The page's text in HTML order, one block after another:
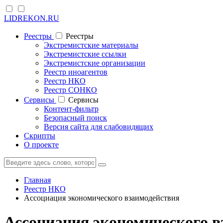
LIDREKON.RU
Реестры
Реестры
Экстремистские материалы
Экстремистские ссылки
Экстремистские организации
Реестр иноагентов
Реестр НКО
Реестр СОНКО
Cервисы
Cервисы
Контент-фильтр
Безопасный поиск
Версия сайта для слабовидящих
Скрипты
О проекте
Главная
Реестр НКО
Ассоциация экономического взаимодействия